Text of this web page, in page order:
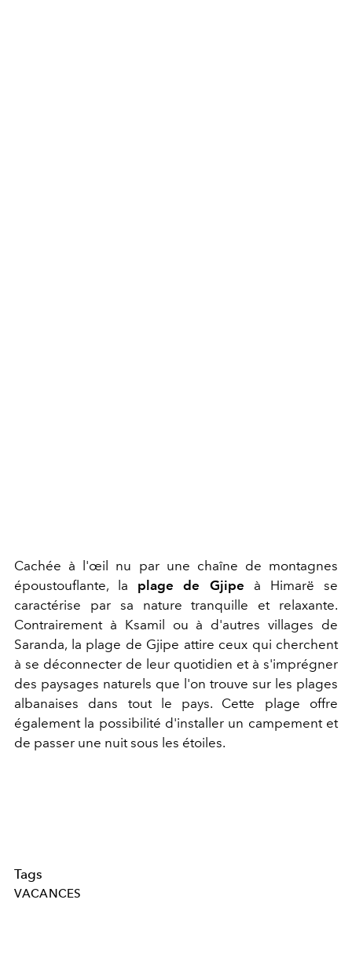
Cachée à l'œil nu par une chaîne de montagnes
époustouflante, la
plage de Gjipe
à Himarë se
caractérise par sa nature tranquille et relaxante.
Contrairement à Ksamil ou à d'autres villages de
Saranda, la plage de Gjipe attire ceux qui cherchent
à se déconnecter de leur quotidien et à s'imprégner
des paysages naturels que l'on trouve sur les plages
albanaises dans tout le pays. Cette plage offre
également la possibilité d'installer un campement et
de passer une nuit sous les étoiles.
Tags
VACANCES